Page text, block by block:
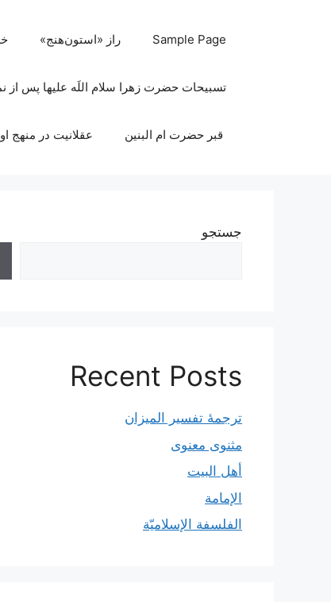
Sample Page راز «استون‌هنج»
تسبیحات حضرت زهرا سلام اللَه علیها پس از
قبر حضرت ام البنین عقلانیت در منهج
جستجو
Recent Posts
ترجمۀ تفسیر المیزان
مثنوی معنوی
أهل البيت
الإمامة
الفلسفة الإسلاميّة